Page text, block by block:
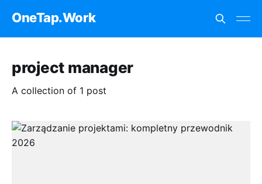
OneTap.Work
project manager
A collection of 1 post